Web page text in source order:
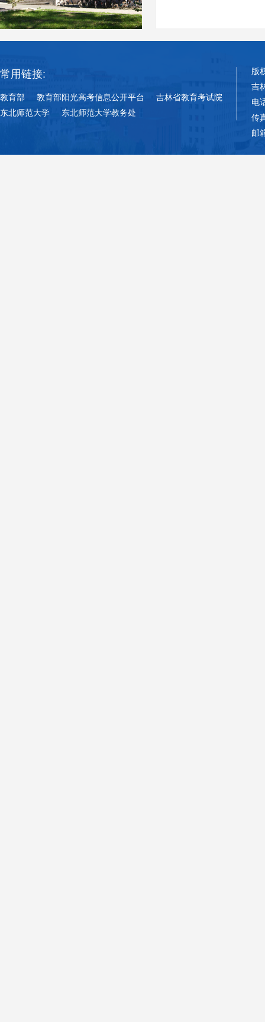
常用链接:
教育部 教育部阳光高考信息公开平台
吉林省教育考试院
东北师范大学
东北师范大学教务处
版
吉
电
传
邮